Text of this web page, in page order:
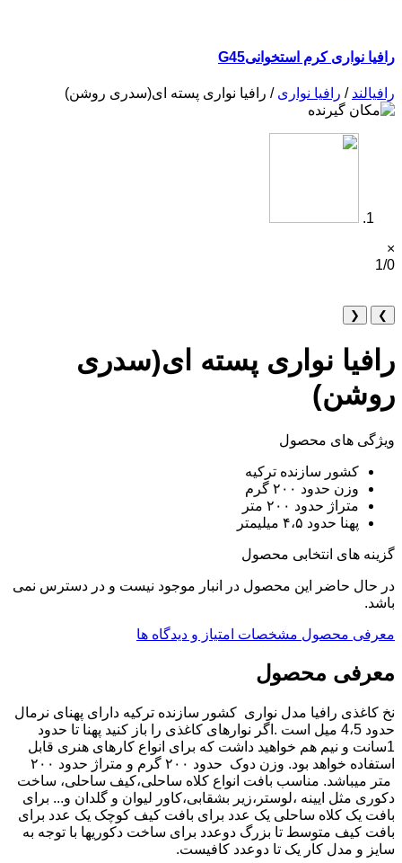
رافیا نواری کرم استخوانیG45
رافیالند / رافیا نواری / رافیا نواری پسته ای(سدری روشن)
×
1/0
❯
❮
رافیا نواری پسته ای(سدری
روشن)
ویژگی های محصول
کشور سازنده ترکیه
وزن حدود ۲۰۰ گرم
متراژ حدود ۲۰۰ متر
پهنا حدود ۴،۵ میلیمتر
گزینه های انتخابی محصول
در حال حاضر این محصول در انبار موجود نیست و در دسترس نمی
باشد.
معرفی محصول مشخصات امتیاز و دیدگاه ها
معرفی محصول
نخ کاغذی رافیا مدل نواری کشور سازنده ترکیه دارای پهنای نرمال
حدود 4،5 میل است .اگر نوارهای کاغذی را باز کنید پهنا تا حدود
1سانت و نیم هم خواهید داشت که برای انواع کارهای هنری قابل
استفاده خواهد بود. وزن دوک حدود ۲۰۰ گرم و متراژ حدود ۲۰۰
متر میباشد. مناسب بافت انواع کلاه ساحلی،کیف ساحلی، ساخت
دکوری مثل ایینه ،لوستر،زیر بشقابی،کاور لیوان و گلدان و... برای
بافت یک کلاه ساحلی یک عدد برای بافت کیف کوچک یک عدد برای
بافت کیف متوسط تا بزرگ دوعدد برای ساخت دکوریها با توجه به
سایز و مدل کار یک تا دوعدد کافیست.